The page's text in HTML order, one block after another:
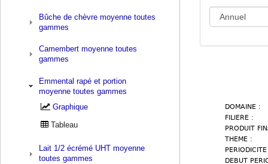
Bûche de chèvre moyenne toutes
gammes
Camembert moyenne toutes
gammes
Emmental rapé et portion
moyenne toutes gammes
Graphique
Tableau
Lait 1/2 écrémé UHT moyenne
toutes gammes